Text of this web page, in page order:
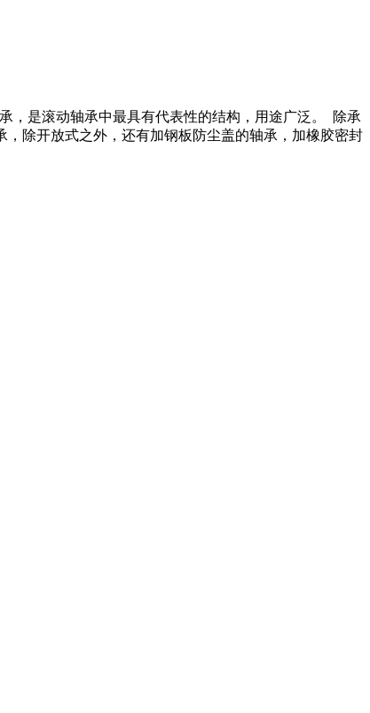
，是滚动轴承中最具有代表性的结构，用途广泛。 除承
除开放式之外，还有加钢板防尘盖的轴承，加橡胶密封